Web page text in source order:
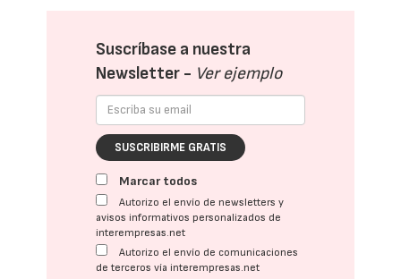
Suscríbase a nuestra
Newsletter - Ver ejemplo
SUSCRIBIRME GRATIS
Marcar todos
Autorizo el envío de newsletters y
avisos informativos personalizados de
interempresas.net
Autorizo el envío de comunicaciones
de terceros vía interempresas.net